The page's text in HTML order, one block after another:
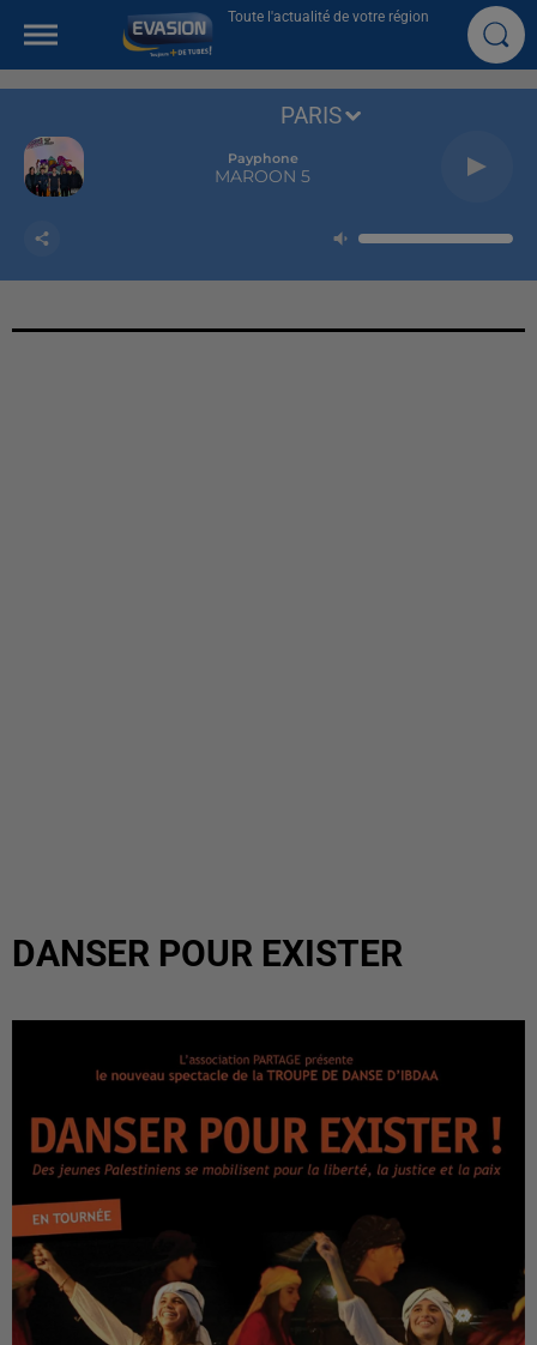
Toute l'actualité de votre région
Payphone
MAROON 5
PARIS
DANSER POUR EXISTER